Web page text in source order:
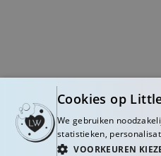
© Copyright 2026 Little Wonderland
Cookies op
We gebruiken
statistieken,
VOORKEUREN